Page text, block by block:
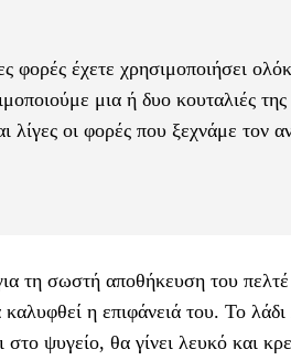
φορές έχετε χρησιμοποιήσει
μια ή δυο κουταλιές
λίγες οι φορές που ξεχνάμε τον
τη σωστή αποθήκευση του πελτέ
η επιφάνειά του. Το
ψυγείο, θα γίνει λευκό και